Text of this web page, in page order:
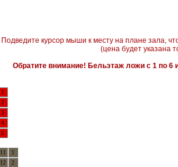
Подведите курсор мыши к месту на плане зала,
(цена будет указана
Обратите внимание! Бельэтаж ложи с 1 по 6
1
2
3
4
5
11
1
12
2